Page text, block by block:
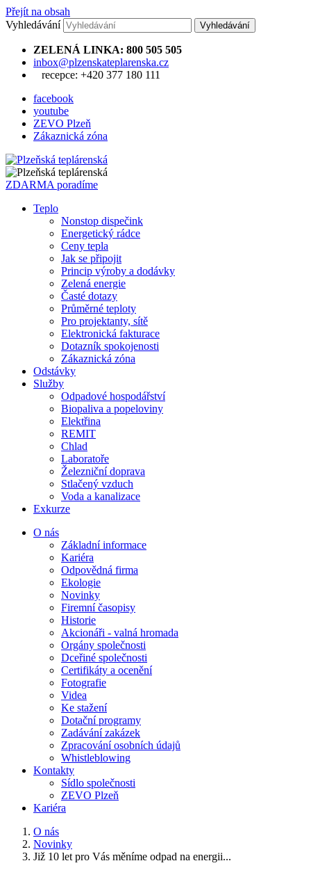
Přejít na obsah
Vyhledávání
ZELENÁ LINKA: 800 505 505
inbox@plzenskateplarenska.cz
recepce: +420 377 180 111
facebook
youtube
ZEVO Plzeň
Zákaznická zóna
ZDARMA poradíme
Teplo
Nonstop dispečink
Energetický rádce
Ceny tepla
Jak se připojit
Princip výroby a dodávky
Zelená energie
Časté dotazy
Průměrné teploty
Pro projektanty, sítě
Elektronická fakturace
Dotazník spokojenosti
Zákaznická zóna
Odstávky
Služby
Odpadové hospodářství
Biopaliva a popeloviny
Elektřina
REMIT
Chlad
Laboratoře
Železniční doprava
Stlačený vzduch
Voda a kanalizace
Exkurze
O nás
Základní informace
Kariéra
Odpovědná firma
Ekologie
Novinky
Firemní časopisy
Historie
Akcionáři - valná hromada
Orgány společnosti
Dceřiné společnosti
Certifikáty a ocenění
Fotografie
Videa
Ke stažení
Dotační programy
Zadávání zakázek
Zpracování osobních údajů
Whistleblowing
Kontakty
Sídlo společnosti
ZEVO Plzeň
Kariéra
O nás
Novinky
Již 10 let pro Vás měníme odpad na energii...